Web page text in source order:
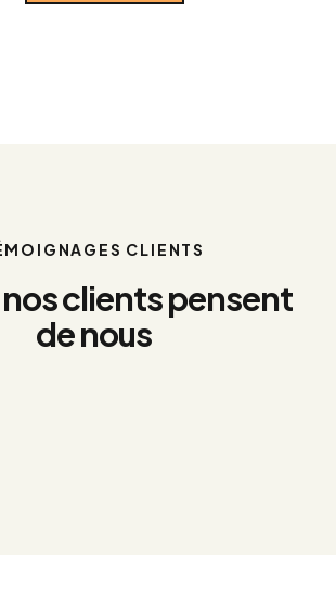
CLIENTS
nos clients pensent
de nous